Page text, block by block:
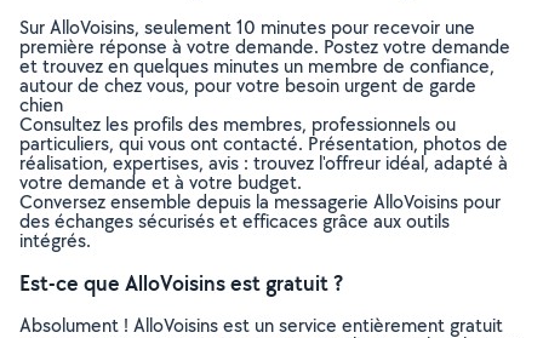
Sur AlloVoisins, seulement 10 minutes pour recevoir une
première réponse à votre demande. Postez votre demande
et trouvez en quelques minutes un membre de confiance,
autour de chez vous, pour votre besoin urgent de garde
chien
Consultez les profils des membres, professionnels ou
particuliers, qui vous ont contacté. Présentation, photos de
réalisation, expertises, avis : trouvez l'offreur idéal, adapté à
votre demande et à votre budget.
Conversez ensemble depuis la messagerie AlloVoisins pour
des échanges sécurisés et efficaces grâce aux outils
intégrés.
Est-ce que AlloVoisins est gratuit ?
Absolument ! AlloVoisins est un service entièrement gratuit